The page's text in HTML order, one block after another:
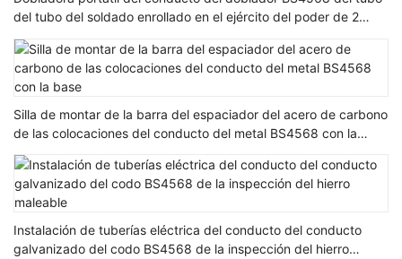
del tubo del soldado enrollado en el ejército del poder de 2
Silla de montar de la barra del espaciador del acero de carbono
de las colocaciones del conducto del metal BS4568 con la
base
Instalación de tuberías eléctrica del conducto del conducto
galvanizado del codo BS4568 de la inspección del hierro